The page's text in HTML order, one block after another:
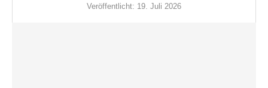
Veröffentlicht: 19. Juli 2026